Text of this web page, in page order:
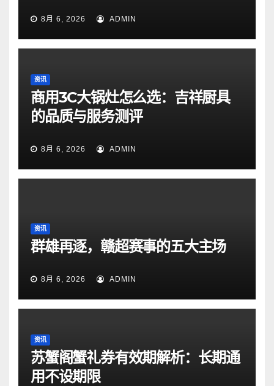
8月 6, 2026 ADMIN
资讯
商用3C大锅灶怎么选：吉祥厨具
的品质与服务测评
8月 6, 2026 ADMIN
资讯
群雄再逐，赣超赛事的五大主场
8月 6, 2026 ADMIN
资讯
苏蟹阁蟹礼券有效期解析：长期通
用不设期限